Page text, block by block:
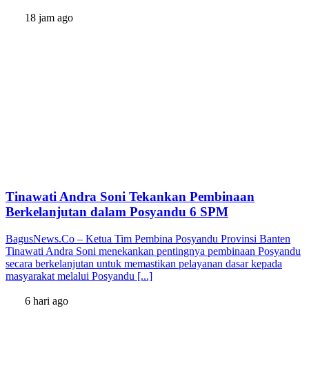
18 jam ago
Tinawati Andra Soni Tekankan Pembinaan
Berkelanjutan dalam Posyandu 6 SPM
BagusNews.Co – Ketua Tim Pembina Posyandu Provinsi Banten
Tinawati Andra Soni menekankan pentingnya pembinaan Posyandu
secara berkelanjutan untuk memastikan pelayanan dasar kepada
masyarakat melalui Posyandu [...]
6 hari ago